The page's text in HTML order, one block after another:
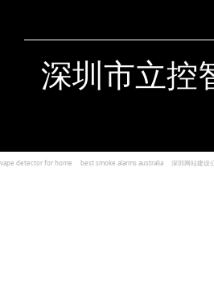
深圳市立控
vape detector for home best smoke alarms australia 深圳网站建设